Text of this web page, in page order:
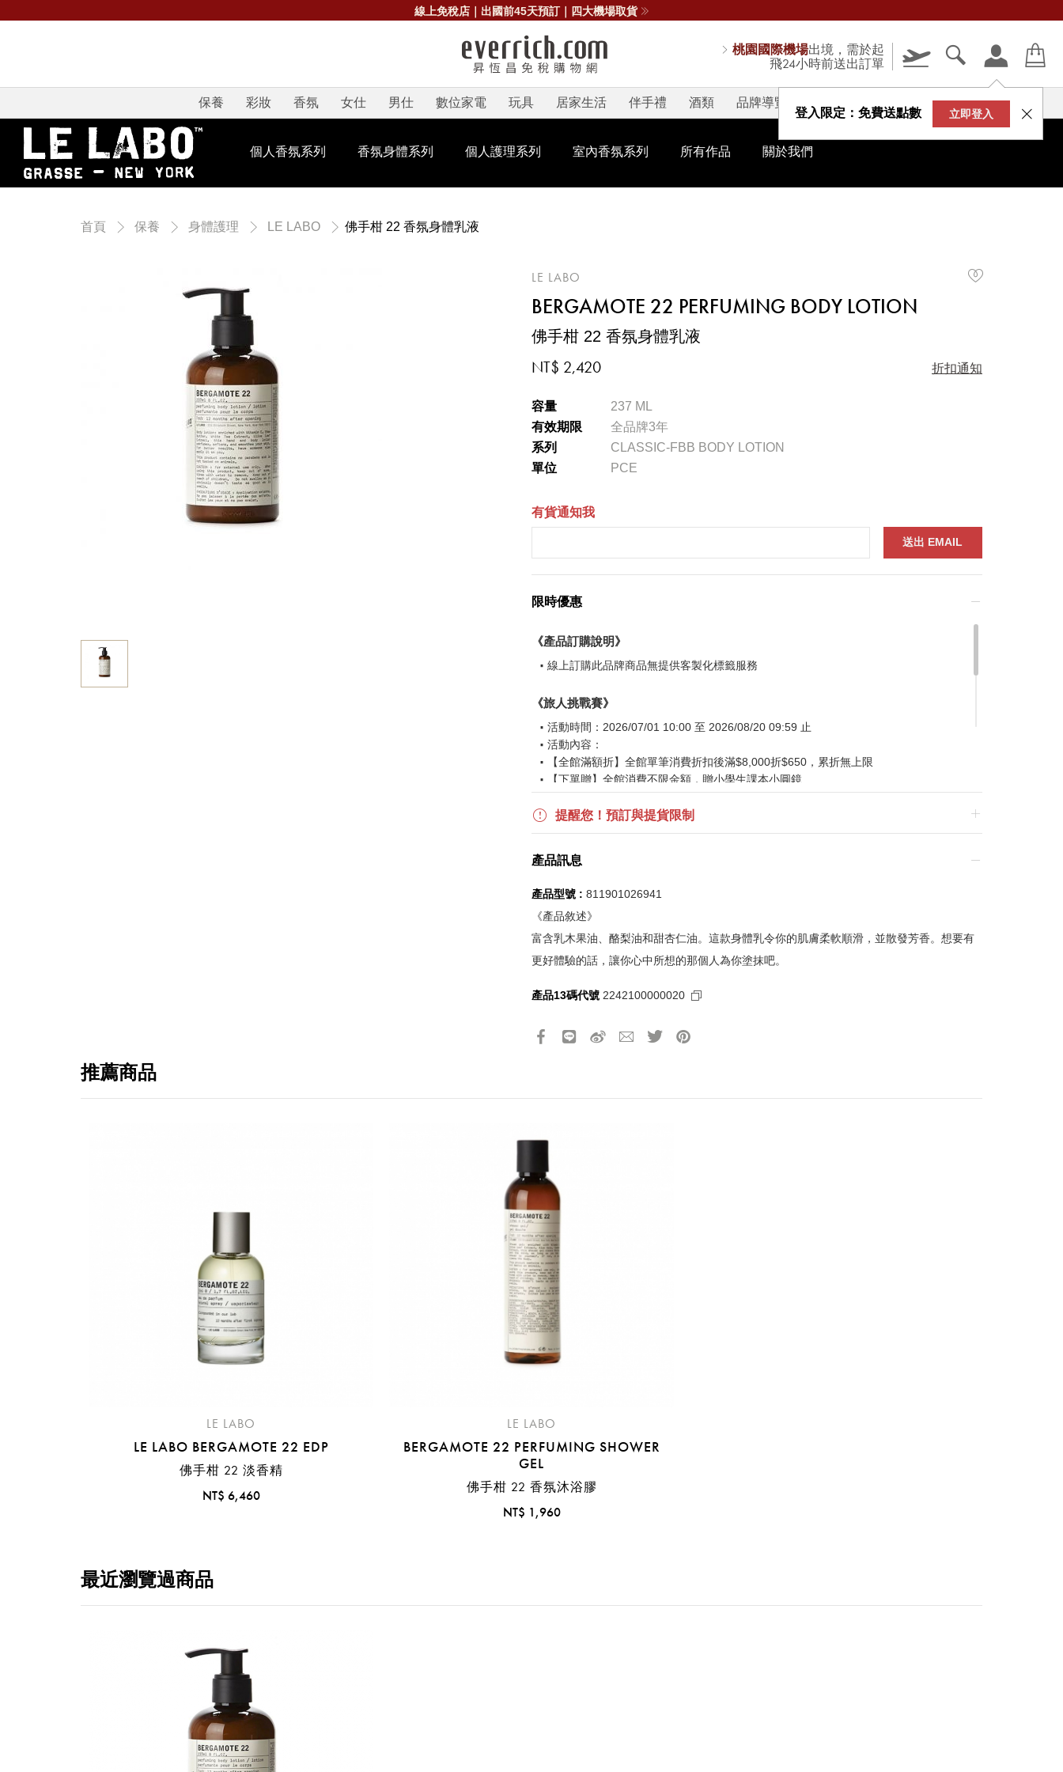
線上免稅店｜出國前45天預訂｜四大機場取貨
桃園國際機場出境，需於起
飛24小時前送出訂單
登入限定：免費送點數 立即登入
保養 彩妝 香氛 女仕 男仕 數位家電 玩具 居家生活 伴手禮 酒類 品牌導覽 V-STORY
個人香氛系列 香氛身體系列 個人護理系列 室內香氛系列 所有作品 關於我們
請選擇您的搭機地點
桃園國際機場(TPE)
臺北松山機場(TSA)
臺中國際機場(RMQ)
高雄國際機場(KHH)
國際線出境旅客使用
不同機場的下單時間皆不相同，細節或訂購流程指引，請瀏覽
首頁 保養 身體護理 LE LABO 佛手柑 22 香氛身體乳液
您必須登入才有辦法使用喜愛清單！
LE LABO
BERGAMOTE 22 PERFUMING BODY LOTION
佛手柑 22 香氛身體乳液
NT$ 2,420 折扣通知
容量
237 ML
有效期限
全品牌3年
系列
CLASSIC-FBB BODY LOTION
單位
PCE
有貨通知我
限時優惠
《產品訂購說明》
線上訂購此品牌商品無提供客製化標籤服務
《旅人挑戰賽》
活動時間：2026/07/01 10:00 至 2026/08/20 09:59 止
活動內容：
【全館滿額折】全館單筆消費折扣後滿$8,000折$650，累折無上限
【下單贈】全館消費不限金額，贈小學生課本小圓鏡
【滿$6,000贈】全館單筆消費折扣後滿$6,000，贈小學生課本娃娃盲盒
波段活動：
【逢一、四加碼購物金】活動期間2026/07/01-2026/08/20 逢一、四加碼購物金
更多優惠請見
《刷指定信用卡優惠》
如使用信用卡分期，無法部分退換貨，須整筆刷退後重新購買
實際折扣金額以系統顯示為準
所有活動皆訂單成立時間為準，贈品皆為數量有限，送完為止
提醒您！預訂與提貨限制
產品訊息
產品型號 : 811901026941
《產品敘述》
富含乳木果油、酪梨油和甜杏仁油。這款身體乳令你的肌膚柔軟順滑，並散發芳香。想要有
更好體驗的話，讓你心中所想的那個人為你塗抹吧。
產品13碼代號 2242100000020
推薦商品
LE LABO
LE LABO BERGAMOTE 22 EDP
佛手柑 22 淡香精
NT$ 6,460
LE LABO
BERGAMOTE 22 PERFUMING SHOWER
GEL
佛手柑 22 香氛沐浴膠
NT$ 1,960
最近瀏覽過商品